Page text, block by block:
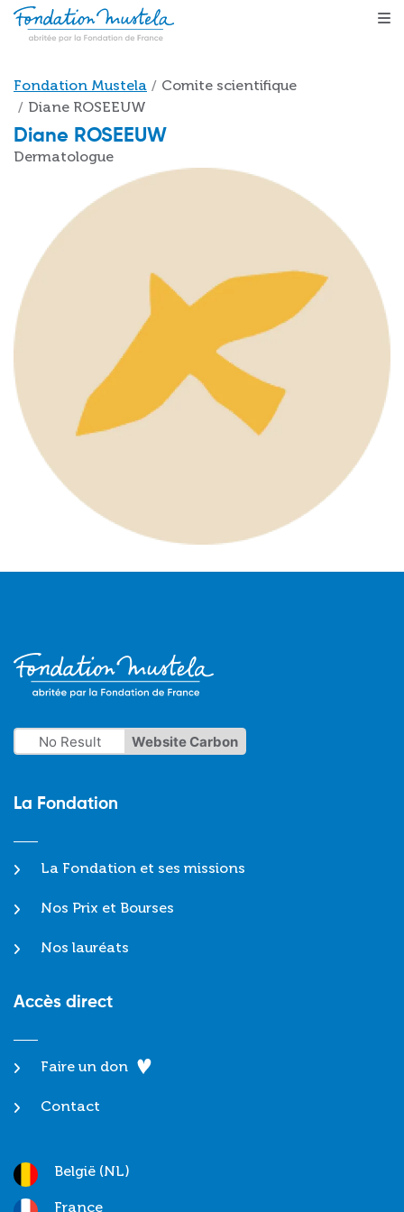
Skip to main content
Breadcrumb
Fondation Mustela
Comite scientifique
Diane ROSEEUW
Diane ROSEEUW
Dermatologue
No Result Website Carbon
La Fondation
La Fondation et ses missions
Nos Prix et Bourses
Nos lauréats
Accès direct
Faire un don
Contact
België (NL)
France